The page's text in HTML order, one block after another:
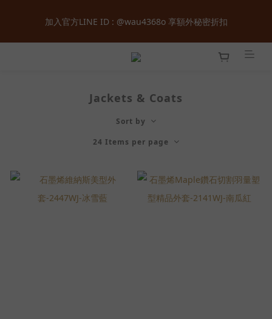
００  購物金 ‧ 累積會員等級最高享正價  ８  折起
加入官方LINE ID : @wau4368o 享額外秘密折扣
全館購物滿  ＄１８００  即享免運 ‧ 首次加入會員立即獲得  ＄１
Jackets & Coats
Sort by
24 Items per page